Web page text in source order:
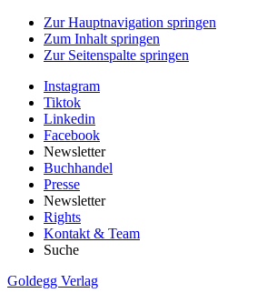
Zur Hauptnavigation springen
Zum Inhalt springen
Zur Seitenspalte springen
Instagram
Tiktok
Linkedin
Facebook
Newsletter
Buchhandel
Presse
Newsletter
Rights
Kontakt & Team
Suche
Goldegg Verlag